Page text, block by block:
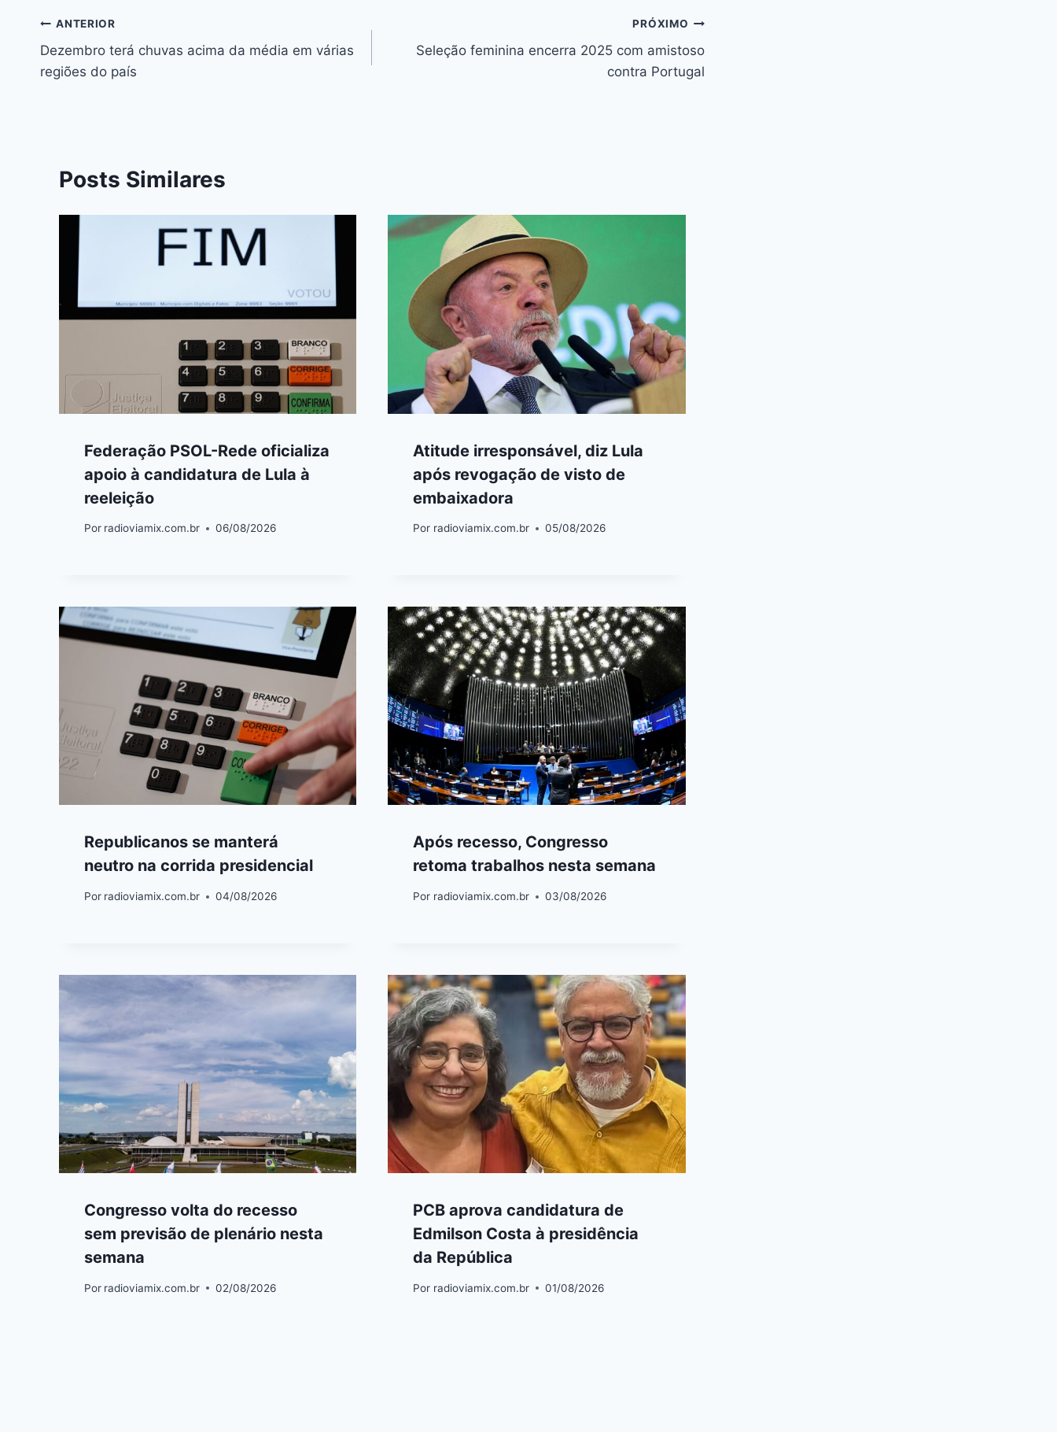
b
o
o
n
g
p s
n
ANTERIOR
Dezembro terá chuvas acima da média em várias
regiões do país
PRÓXIMO
Seleção feminina encerra 2025 com amistoso
contra Portugal
Posts Similares
Federação PSOL-Rede oficializa
apoio à candidatura de Lula à
reeleição
Por radioviamix.com.br 06/08/2026
Atitude irresponsável, diz Lula
após revogação de visto de
embaixadora
Por radioviamix.com.br 05/08/2026
Republicanos se manterá
neutro na corrida presidencial
Por radioviamix.com.br 04/08/2026
Após recesso, Congresso
retoma trabalhos nesta semana
Por radioviamix.com.br 03/08/2026
Congresso volta do recesso
sem previsão de plenário nesta
semana
Por radioviamix.com.br 02/08/2026
PCB aprova candidatura de
Edmilson Costa à presidência
da República
Por radioviamix.com.br 01/08/2026